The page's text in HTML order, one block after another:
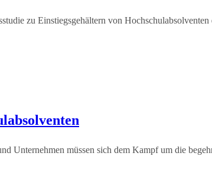
zu Einstiegsgehältern von
Unternehmen müssen sich dem Kampf um die